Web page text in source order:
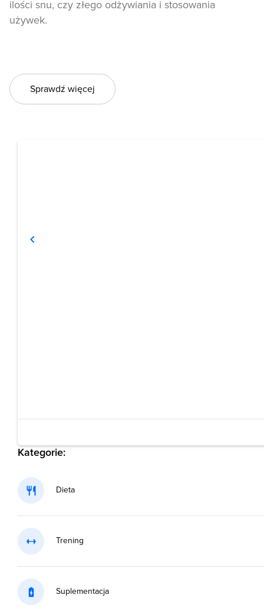
ilości snu, czy złego odżywiania i stosowania
używek.
Sprawdź więcej
Kategorie:
Dieta
Trening
Suplementacja